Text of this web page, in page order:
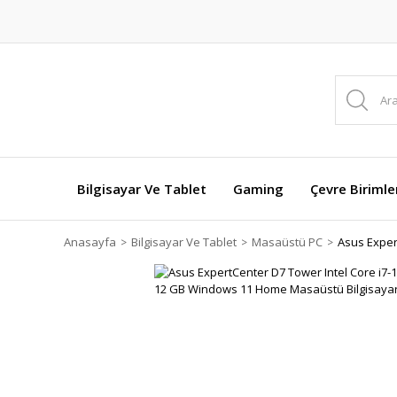
Bilgisayar Ve Tablet Gaming Çevre
Anasayfa Bilgisayar Ve Tablet Masaüstü PC Asus